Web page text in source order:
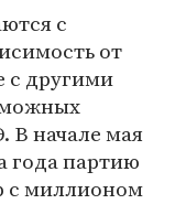
с
от
с другими
В начале мая
года партию
с миллионом